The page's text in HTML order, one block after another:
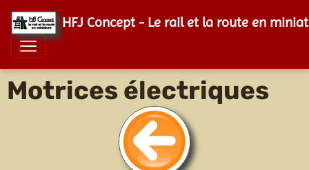
HFJ Concept - Le rail et la route en
Motrices électriques